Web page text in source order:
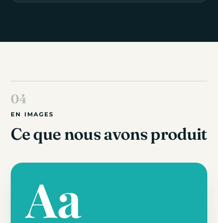
EN IMAGES
Ce que nous avons produit